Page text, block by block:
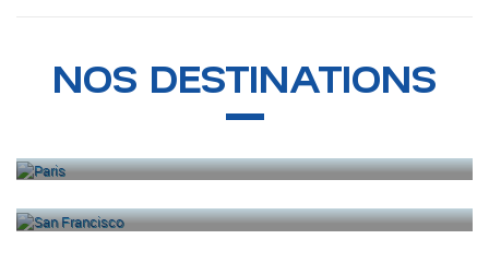
NOS DESTINATIONS